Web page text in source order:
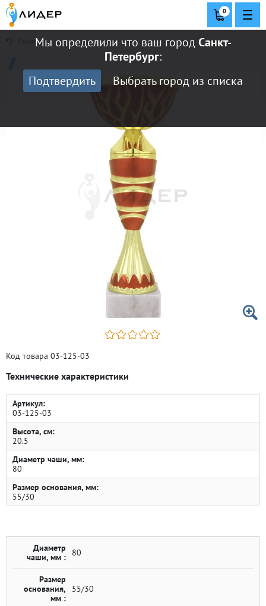
Мы определили что ваш городСанкт-
Петербург:
Подтвердить
Выбрать город из списка
0
Главная
Код товара 03-125-03
Технические характеристики
Артикул:
03-125-03
Высота, см:
20.5
Диаметр чаши, мм:
80
Размер основания, мм:
55/30
Диаметр
чаши, мм :
80
Размер
основания,
мм :
55/30